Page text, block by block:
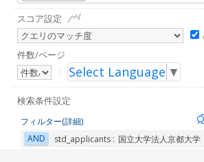
スコア設定
件数/ページ
/
Select Language ▼
検索条件設定
フィルター(詳細)
AND
std_applicants : 国立大学法人京都大学